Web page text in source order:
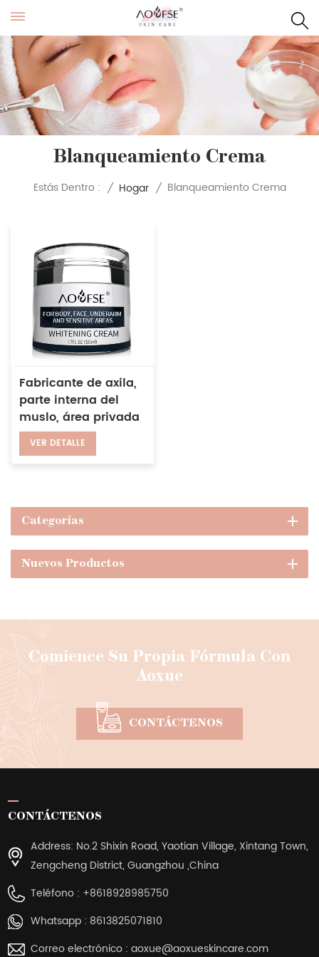
Blanqueamiento Crema
Estás Dentro : / Hogar / Blanqueamiento Crema
Fabricante de axila,
parte interna del
muslo, área privada
que ilumina las
rodillas para crema
VER DETALLE
Categorías
Nuevos Productos
Comience Su Propia Fórmula Con
Aoxue
CONTÁCTENOS
CONTÁCTENOS
Address: No.2 Shixin Road, Yaotian Village, Xintang Town,
Zengcheng District, Guangzhou ,China
Teléfono : +8618928985750
Whatsapp : 8613825071810
Correo electrónico : aoxue@aoxueskincare.com